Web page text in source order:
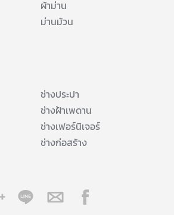
ผ้าม่าน
ม่านม้วน
ช่างประปา
ช่างฝ้าเพดาน
ช่างเฟอร์นิเจอร์
ช่างก่อสร้าง